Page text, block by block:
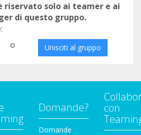
riservato solo ai teamer e ai
di questo gruppo.
o Unisciti al gruppo
Domande?
Domande
con